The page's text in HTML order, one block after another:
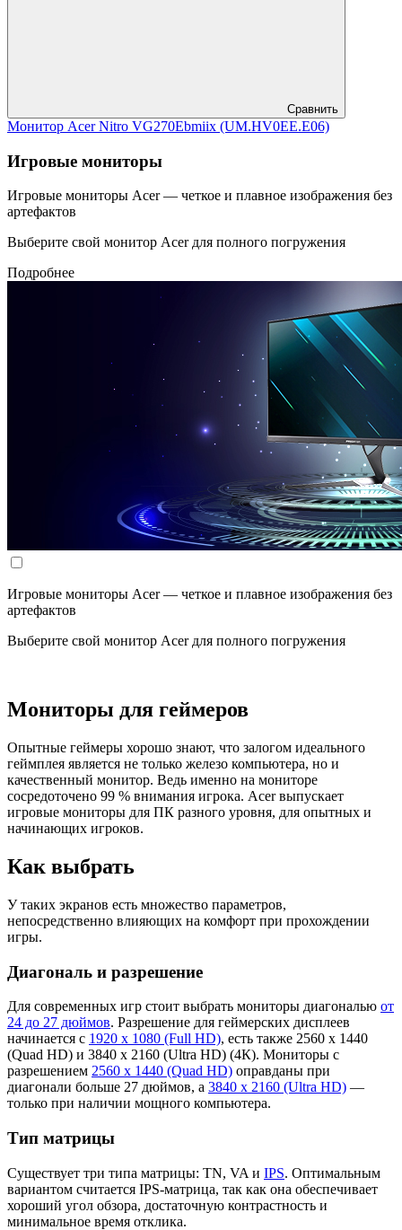
Сравнить
Монитор Acer Nitro VG270Ebmiix (UM.HV0EE.E06)
Игровые мониторы
Игровые мониторы Acer — четкое и плавное изображения без
артефактов
Выберите свой монитор Acer для полного погружения
Подробнее
Игровые мониторы Acer — четкое и плавное изображения без
артефактов
Выберите свой монитор Acer для полного погружения
Мониторы для геймеров
Опытные геймеры хорошо знают, что залогом идеального
геймплея является не только железо компьютера, но и
качественный монитор. Ведь именно на мониторе
сосредоточено 99 % внимания игрока. Acer выпускает
игровые мониторы для ПК разного уровня, для опытных и
начинающих игроков.
Как выбрать
У таких экранов есть множество параметров,
непосредственно влияющих на комфорт при прохождении
игры.
Диагональ и разрешение
Для современных игр стоит выбрать мониторы диагональю от
24 до 27 дюймов. Разрешение для геймерских дисплеев
начинается с 1920 х 1080 (Full HD), есть также 2560 х 1440
(Quad HD) и 3840 х 2160 (Ultra HD) (4К). Мониторы с
разрешением 2560 х 1440 (Quad HD) оправданы при
диагонали больше 27 дюймов, а 3840 х 2160 (Ultra HD) —
только при наличии мощного компьютера.
Тип матрицы
Существует три типа матрицы: TN, VA и IPS. Оптимальным
вариантом считается IPS-матрица, так как она обеспечивает
хороший угол обзора, достаточную контрастность и
минимальное время отклика.